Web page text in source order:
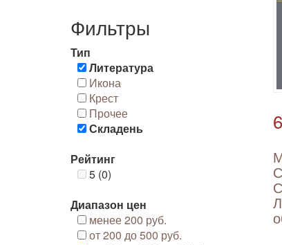
Фильтры
Тип
Литература
Икона
Крест
Прочее
Складень
Рейтинг
5 (0)
Диапазон цен
менее 200 руб.
от 200 до 500 руб.